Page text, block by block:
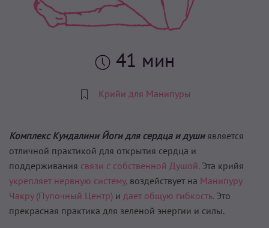
41 мин
Крийи для Манипуры
Комплекс Кундалини Йоги для сердца и души является
отличной практикой для открытия сердца и
поддерживания связи с собственной Душой.Эта крийя
укрепляет нервную систему, воздействует на Манипуру
Чакру (Пупочный Центр) и дает общую гибкость.Это
прекрасная практика для зеленой энергии и силы.